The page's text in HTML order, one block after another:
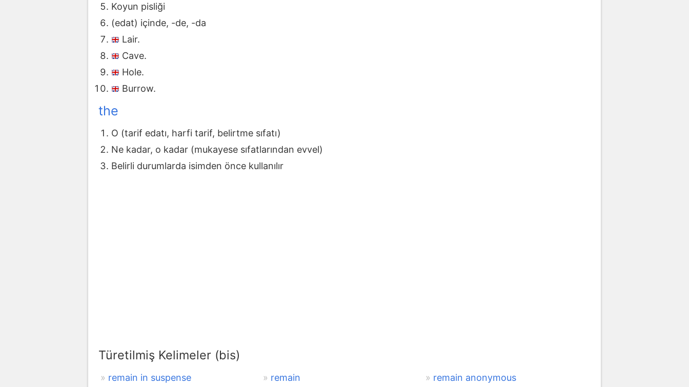
Koyun pisliği
(edat) içinde, -de, -da
Lair.
Cave.
Hole.
Burrow.
the
O (tarif edatı, harfi tarif, belirtme sıfatı)
Ne kadar, o kadar (mukayese sıfatlarından evvel)
Belirli durumlarda isimden önce kullanılır
Türetilmiş Kelimeler (bis)
remain in suspense remain
remain anonymous